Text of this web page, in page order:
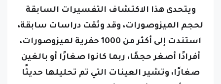
لحجم الميزوصورات، وقد وثقت دراسات سابقة،
استندت إلى أكثر من 1000 حفرية لميزوصورات،
أفرادًا أصغر حجمًا، ربما كانوا صغارًا أو بالغين
صغارًا، وتشير العينات التي تم تحليلها حديثًا
إلى أن هذه الأحجام الأصغر ربما كانت نتيجة